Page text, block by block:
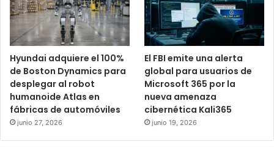
Hyundai adquiere el 100%
de Boston Dynamics para
desplegar al robot
humanoide Atlas en
fábricas de automóviles
junio 27, 2026
El FBI emite una alerta
global para usuarios de
Microsoft 365 por la
nueva amenaza
cibernética Kali365
junio 19, 2026